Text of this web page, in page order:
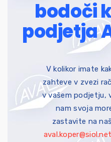
bodoči
podjetja
V kolikor imate
zahteve v zvezi
v vašem podjetju,
nam svoja
zastavite na
aval.koper@siol.net